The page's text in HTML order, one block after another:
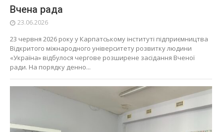
Вчена рада
23.06.2026
23 червня 2026 року у Карпатському інституті підприємництва
Відкритого міжнародного університету розвитку людини
«Україна» відбулося чергове розширене засідання Вченої
ради. На порядку денно...